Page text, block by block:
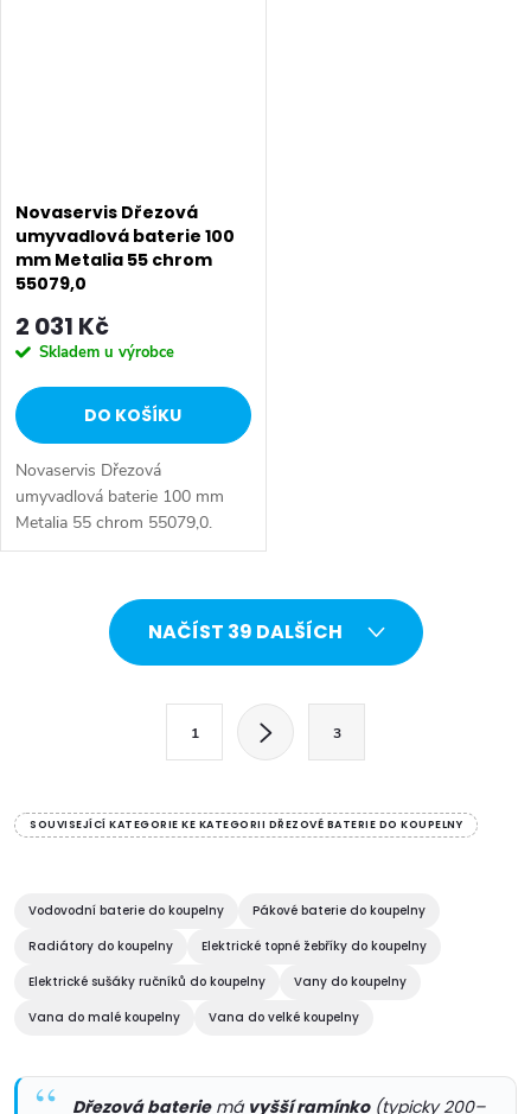
Novaservis Dřezová
umyvadlová baterie 100
mm Metalia 55 chrom
55079,0
2 031 Kč
Skladem u výrobce
DO KOŠÍKU
Novaservis Dřezová
umyvadlová baterie 100 mm
Metalia 55 chrom 55079,0.
Kvalitní a odolná keramická
prodlouženou zárukou 7 let.
Prvotřídní chromové...
d
c
p
v
NAČÍST 39 DALŠÍCH
á
o
v
á
n
1 3
SOUVISEJÍCÍ KATEGORIE KE KATEGORII DŘEZOVÉ BATERIE DO KOUPELNY
Vodovodní baterie do koupelny
Pákové baterie do koupelny
Radiátory do koupelny
Elektrické topné žebříky do koupelny
Elektrické sušáky ručníků do koupelny
Vany do koupelny
Vana do malé koupelny
Vana do velké koupelny
Dřezová bateriemá vyšší ramínko(typicky 200–